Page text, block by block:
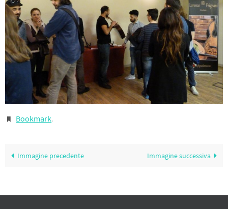
Bookmark.
Immagine precedente Immagine successiva